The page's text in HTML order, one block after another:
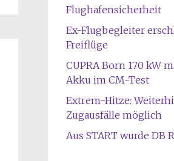
Flughafensicherheit
Ex-Flugbegleiter
Freiflüge
CUPRA Born 170 kW
Akku im CM-Test
Extrem-Hitze:
Zugausfälle möglich
Aus START wurde DB